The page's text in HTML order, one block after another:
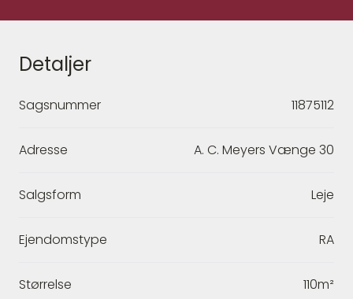
Detaljer
Sagsnummer 11875112
Adresse A. C. Meyers Vænge 30
Salgsform Leje
Ejendomstype RA
Størrelse 110m²